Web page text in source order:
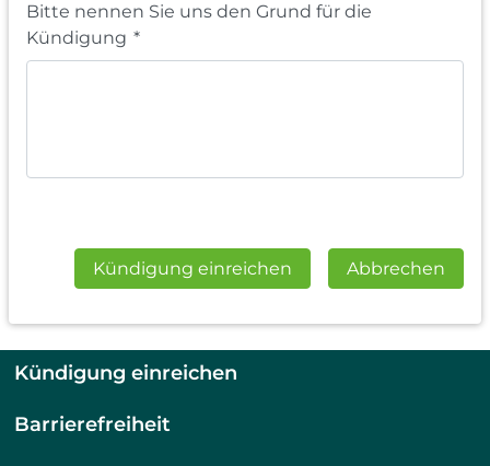
Bitte nennen Sie uns den Grund für die
Kündigung *
Kündigung einreichen Abbrechen
Kündigung einreichen
Barrierefreiheit